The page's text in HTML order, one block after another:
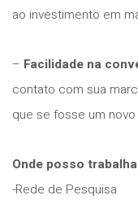
ao investimento em
– Facilidade na
contato com sua
que se fosse um novo
Onde posso
-Rede de Pesquisa